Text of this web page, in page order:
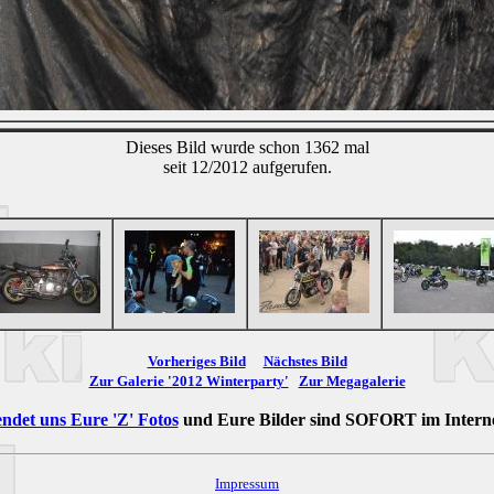
Dieses Bild wurde schon 1362 mal
seit 12/2012 aufgerufen.
Vorheriges Bild
Nächstes Bild
Zur Galerie '2012 Winterparty'
Zur Megagalerie
uns Eure 'Z' Fotosund Eure Bilder sind SOFORTim
Impressum